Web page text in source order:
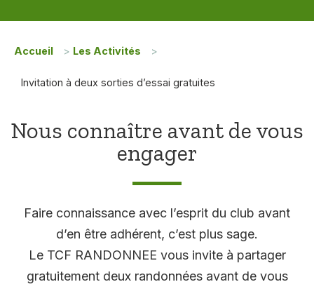
Accueil > Les Activités >
Invitation à deux sorties d’essai gratuites
Nous connaître avant de vous
engager
Faire connaissance avec l’esprit du club avant
d’en être adhérent, c’est plus sage.
Le TCF RANDONNEE vous invite à partager
gratuitement deux randonnées avant de vous